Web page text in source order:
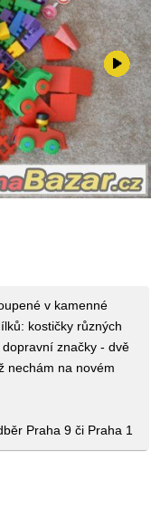
v kamenné
kostičky různých
značky - dvě
nechám na novém
Praha 9 či Praha 1